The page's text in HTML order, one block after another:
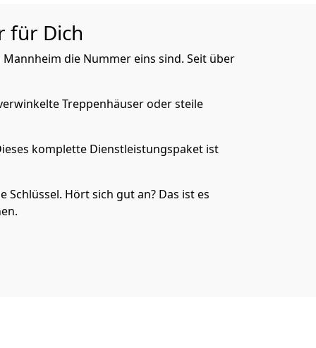
für Dich
die Nummer eins sind. Seit über
Treppenhäuser oder steile
komplette Dienstleistungspaket ist
Schlüssel. Hört sich gut an? Das ist es